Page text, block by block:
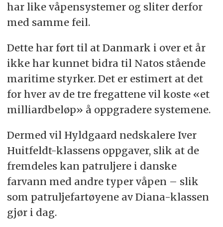
har like våpensystemer og sliter derfor
med samme feil.
Dette har ført til at Danmark i over et år
ikke har kunnet bidra til Natos stående
maritime styrker. Det er estimert at det
for hver av de tre fregattene vil koste «et
milliardbeløp» å oppgradere systemene.
Dermed vil Hyldgaard nedskalere Iver
Huitfeldt-klassens oppgaver, slik at de
fremdeles kan patruljere i danske
farvann med andre typer våpen – slik
som patruljefartøyene av Diana-klassen
gjør i dag.